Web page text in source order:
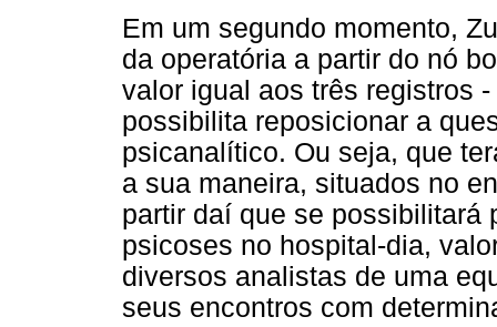
Em um segundo momento,
da operatória a partir do nó
valor igual aos três registros
possibilita reposicionar a
psicanalítico. Ou seja, que
a sua maneira, situados no
partir daí que se possibilitará
psicoses no hospital-dia,
diversos analistas de uma
seus encontros com